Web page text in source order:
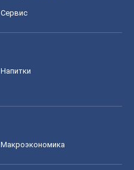
Сервис
Напитки
Mакроэкономика